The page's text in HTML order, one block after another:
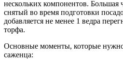
нескольких компонентов. Большая
снятый во время подготовки
добавляется не менее 1 ведра
торфа.
Основные моменты, которые
саженца: